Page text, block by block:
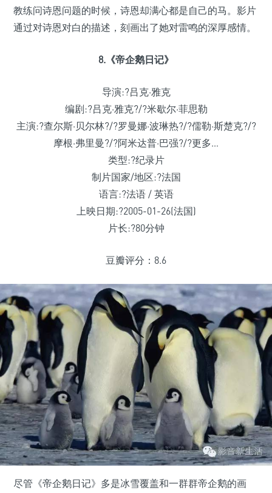
教练问诗恩问题的时候，诗恩却满心都是自己的马。影片
通过对诗恩对白的描述，刻画出了她对雷鸣的深厚感情。
8.《帝企鹅日记》
导演:?吕克·雅克
编剧:?吕克·雅克?/?米歇尔·菲思勒
主演:?查尔斯·贝尔林?/?罗曼娜·波琳热?/?儒勒·斯楚克?/?
摩根·弗里曼?/?阿米达普·巴强?/?更多…
类型:?纪录片
制片国家/地区:?法国
语言:?法语 / 英语
上映日期:?2005-01-26(法国)
片长:?80分钟
豆瓣评分：8.6
尽管《帝企鹅日记》多是冰雪覆盖和一群群帝企鹅的画